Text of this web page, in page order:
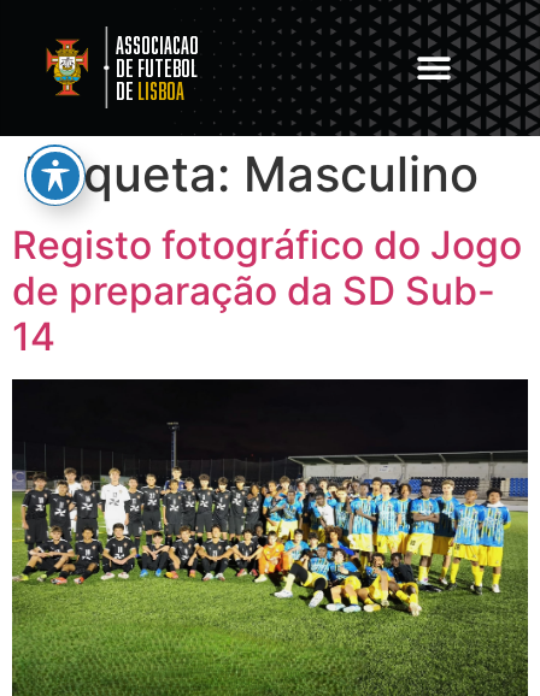
Associacao
de Futebol
de Lisboa
Etiqueta: Masculino
Registo fotográfico do Jogo
de preparação da SD Sub-
14